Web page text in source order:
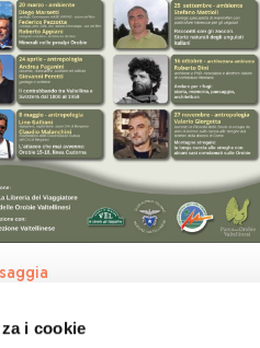
i cookiedalle Orobie
09/2026